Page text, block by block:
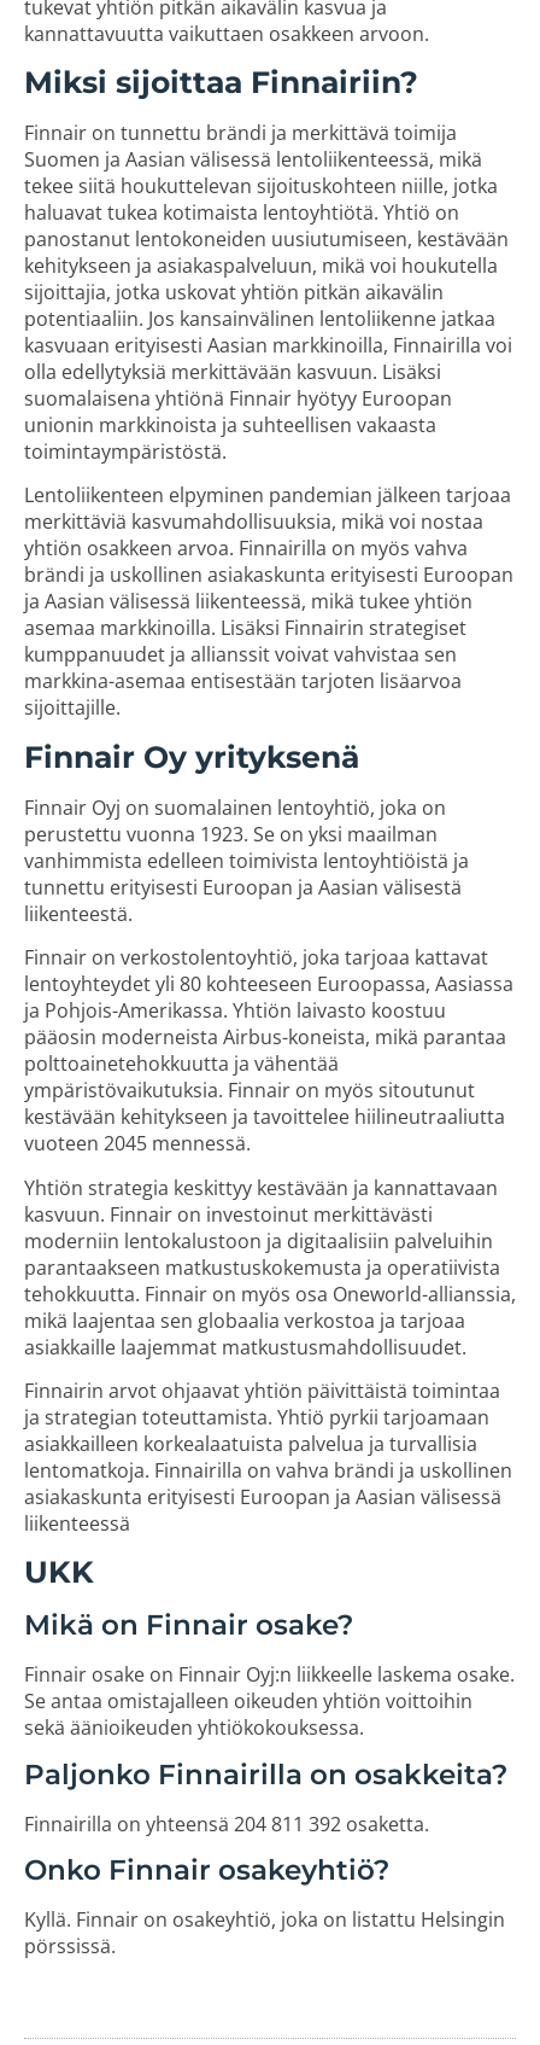
tukevat yhtiön pitkän aikavälin kasvua ja
kannattavuutta vaikuttaen osakkeen arvoon.
Miksi sijoittaa Finnairiin?
Finnair on tunnettu brändi ja merkittävä toimija
Suomen ja Aasian välisessä lentoliikenteessä, mikä
tekee siitä houkuttelevan sijoituskohteen niille, jotka
haluavat tukea kotimaista lentoyhtiötä. Yhtiö on
panostanut lentokoneiden uusiutumiseen, kestävään
kehitykseen ja asiakaspalveluun, mikä voi houkutella
sijoittajia, jotka uskovat yhtiön pitkän aikavälin
potentiaaliin. Jos kansainvälinen lentoliikenne jatkaa
kasvuaan erityisesti Aasian markkinoilla, Finnairilla voi
olla edellytyksiä merkittävään kasvuun. Lisäksi
suomalaisena yhtiönä Finnair hyötyy Euroopan
unionin markkinoista ja suhteellisen vakaasta
toimintaympäristöstä.
Lentoliikenteen elpyminen pandemian jälkeen tarjoaa
merkittäviä kasvumahdollisuuksia, mikä voi nostaa
yhtiön osakkeen arvoa. Finnairilla on myös vahva
brändi ja uskollinen asiakaskunta erityisesti Euroopan
ja Aasian välisessä liikenteessä, mikä tukee yhtiön
asemaa markkinoilla. Lisäksi Finnairin strategiset
kumppanuudet ja allianssit voivat vahvistaa sen
markkina-asemaa entisestään tarjoten lisäarvoa
sijoittajille.
Finnair Oy yrityksenä
Finnair Oyj on suomalainen lentoyhtiö, joka on
perustettu vuonna 1923. Se on yksi maailman
vanhimmista edelleen toimivista lentoyhtiöistä ja
tunnettu erityisesti Euroopan ja Aasian välisestä
liikenteestä.
Finnair on verkostolentoyhtiö, joka tarjoaa kattavat
lentoyhteydet yli 80 kohteeseen Euroopassa, Aasiassa
ja Pohjois-Amerikassa. Yhtiön laivasto koostuu
pääosin moderneista Airbus-koneista, mikä parantaa
polttoainetehokkuutta ja vähentää
ympäristövaikutuksia. Finnair on myös sitoutunut
kestävään kehitykseen ja tavoittelee hiilineutraaliutta
vuoteen 2045 mennessä.
Yhtiön strategia keskittyy kestävään ja kannattavaan
kasvuun. Finnair on investoinut merkittävästi
moderniin lentokalustoon ja digitaalisiin palveluihin
parantaakseen matkustuskokemusta ja operatiivista
tehokkuutta. Finnair on myös osa Oneworld-allianssia,
mikä laajentaa sen globaalia verkostoa ja tarjoaa
asiakkaille laajemmat matkustusmahdollisuudet.
Finnairin arvot ohjaavat yhtiön päivittäistä toimintaa
ja strategian toteuttamista. Yhtiö pyrkii tarjoamaan
asiakkailleen korkealaatuista palvelua ja turvallisia
lentomatkoja. Finnairilla on vahva brändi ja uskollinen
asiakaskunta erityisesti Euroopan ja Aasian välisessä
liikenteessä
UKK
Mikä on Finnair osake?
Finnair osake on Finnair Oyj:n liikkeelle laskema osake.
Se antaa omistajalleen oikeuden yhtiön voittoihin
sekä äänioikeuden yhtiökokouksessa.
Paljonko Finnairilla on osakkeita?
Finnairilla on yhteensä 204 811 392 osaketta.
Onko Finnair osakeyhtiö?
Kyllä. Finnair on osakeyhtiö, joka on listattu Helsingin
pörssissä.